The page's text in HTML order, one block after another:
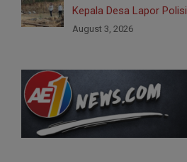
Kepala Desa Lapor Polisi
August 3, 2026